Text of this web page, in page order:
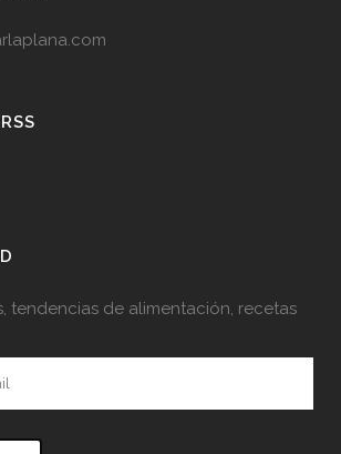
tendencias de alimentación, recetas